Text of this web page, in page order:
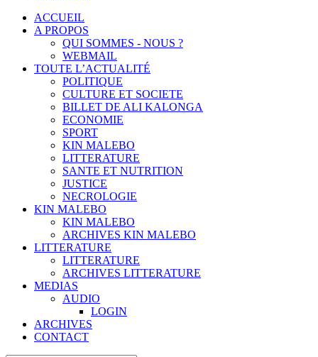
ACCUEIL
A PROPOS
QUI SOMMES - NOUS ?
WEBMAIL
TOUTE L’ACTUALITÉ
POLITIQUE
CULTURE ET SOCIETE
BILLET DE ALI KALONGA
ECONOMIE
SPORT
KIN MALEBO
LITTERATURE
SANTE ET NUTRITION
JUSTICE
NECROLOGIE
KIN MALEBO
KIN MALEBO
ARCHIVES KIN MALEBO
LITTERATURE
LITTERATURE
ARCHIVES LITTERATURE
MEDIAS
AUDIO
LOGIN
ARCHIVES
CONTACT